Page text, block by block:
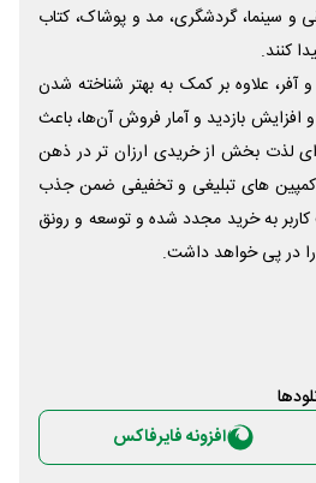
و سینما، گردشگری، مد و پوشاک، کتاب
کنند.
آفر، علاوه بر کمک به بهتر شناخته شدن
افزایش بازدید و آمار فروش آن‌ها، باعث
لذت بخش از خریدی ارزان تر در ذهن
های تبلیغی و تخفیفی ضمن جذب
به خرید مجدد شده و توسعه و رونق
در پی خواهد داشت.
افزونه فایرفاکس